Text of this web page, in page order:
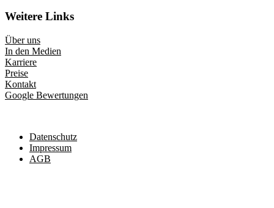
Weitere Links
Über uns
In den Medien
Karriere
Preise
Kontakt
Google Bewertungen
Datenschutz
Impressum
AGB